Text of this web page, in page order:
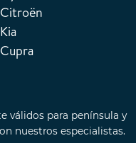
Citroën
Kia
Cupra
válidos para península y
nuestros especialistas.